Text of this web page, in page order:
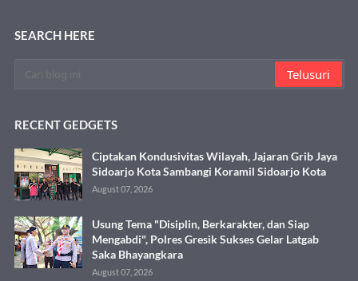
SEARCH HERE
RECENT GEDGETS
Ciptakan Kondusivitas Wilayah, Jajaran Grib Jaya
Sidoarjo Kota Sambangi Koramil Sidoarjo Kota
August 07, 2026
Usung Tema "Disiplin, Berkarakter, dan Siap
Mengabdi", Polres Gresik Sukses Gelar Latgab
Saka Bhayangkara
August 07, 2026